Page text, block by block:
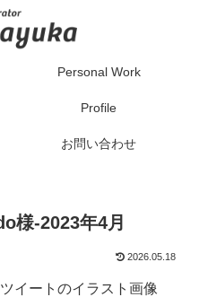
Personal Work
Profile
お問い合わせ
様-2023年4月
2026.05.18
イートのイラスト画像